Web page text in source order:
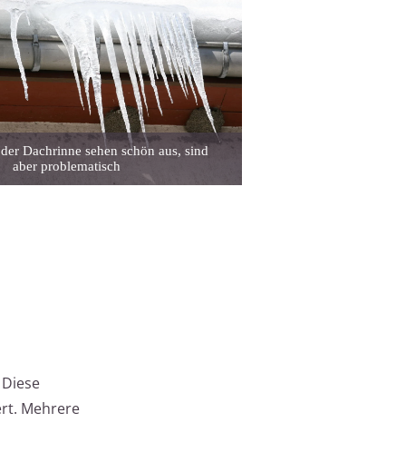
Dachrinne sehen schön aus, sind
aber problematisch
Mehrere